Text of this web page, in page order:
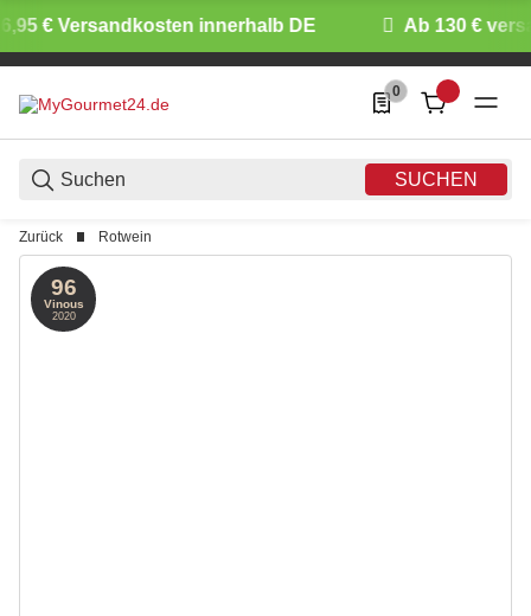
€ Versandkosten innerhalb DE Ab 130 €
SUCHEN
0
0 Produkte in der
Zurück Rotwein
96
Vinous
2020